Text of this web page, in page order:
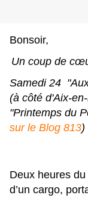
Bonsoir,
Un coup de
Samedi 24 "
(à côté d'Aix-
"Printemps du
sur le Blog 813)
Deux heures
d’un cargo,